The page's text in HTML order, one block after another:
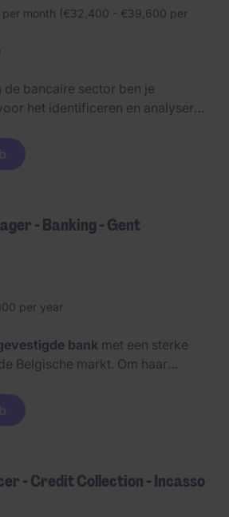
month (€32,400 - €39,600 per
de bancaire sector ben je
het identificeren en analyseren
en draagt bij aan de
systeem.
- Banking - Gent
per year
bank met een sterke
Belgische markt. Om haar
naar een
in Gent.
- Credit Collection - Incasso